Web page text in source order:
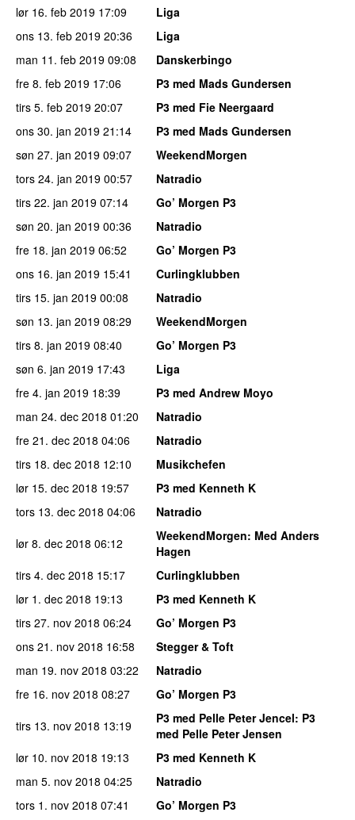
lør 16. feb 2019 17:09
Liga
ons 13. feb 2019 20:36
Liga
man 11. feb 2019 09:08
Danskerbingo
fre 8. feb 2019 17:06
P3 med Mads Gundersen
tirs 5. feb 2019 20:07
P3 med Fie Neergaard
ons 30. jan 2019 21:14
P3 med Mads Gundersen
søn 27. jan 2019 09:07
WeekendMorgen
tors 24. jan 2019 00:57
Natradio
tirs 22. jan 2019 07:14
Go’ Morgen P3
søn 20. jan 2019 00:36
Natradio
fre 18. jan 2019 06:52
Go’ Morgen P3
ons 16. jan 2019 15:41
Curlingklubben
tirs 15. jan 2019 00:08
Natradio
søn 13. jan 2019 08:29
WeekendMorgen
tirs 8. jan 2019 08:40
Go’ Morgen P3
søn 6. jan 2019 17:43
Liga
fre 4. jan 2019 18:39
P3 med Andrew Moyo
man 24. dec 2018 01:20
Natradio
fre 21. dec 2018 04:06
Natradio
tirs 18. dec 2018 12:10
Musikchefen
lør 15. dec 2018 19:57
P3 med Kenneth K
tors 13. dec 2018 04:06
Natradio
lør 8. dec 2018 06:12 WeekendMorgen: Med Anders
Hagen
tirs 4. dec 2018 15:17
Curlingklubben
lør 1. dec 2018 19:13
P3 med Kenneth K
tirs 27. nov 2018 06:24
Go’ Morgen P3
ons 21. nov 2018 16:58
Stegger & Toft
man 19. nov 2018 03:22
Natradio
fre 16. nov 2018 08:27
Go’ Morgen P3
tirs 13. nov 2018 13:19 P3 med Pelle Peter Jencel: P3
med Pelle Peter Jensen
lør 10. nov 2018 19:13
P3 med Kenneth K
man 5. nov 2018 04:25
Natradio
tors 1. nov 2018 07:41
Go’ Morgen P3